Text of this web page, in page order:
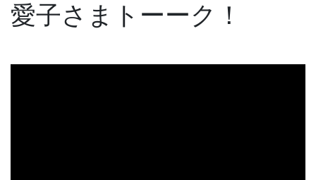
愛子さまトーーク！